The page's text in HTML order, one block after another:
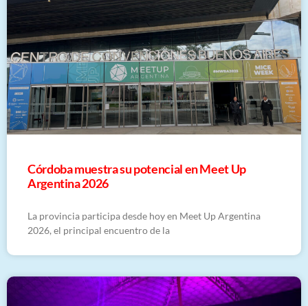
Córdoba muestra su potencial en Meet Up
Argentina 2026
La provincia participa desde hoy en Meet Up Argentina
2026, el principal encuentro de la